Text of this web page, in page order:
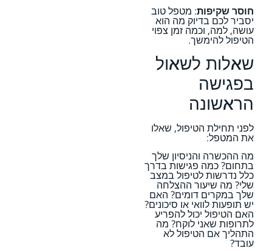
חוסר שקיפות: מטפל טוב
יסביר לכם בדיוק מה הוא
עושה, למה, וכמה זמן צפוי
הטיפול להימשך.
שאלות לשאול
בפגישה
הראשונה
לפני תחילת הטיפול, שאלו
את המטפל:
מה ההכשרה והניסיון שלך
בתחום? כמה פגישות בדרך
כלל נדרשות לטיפול במצב
שלי? מה שיעור ההצלחה
שלך במקרים דומים? האם
יש תופעות לוואי או סיכונים?
האם הטיפול יכול להפריע
לתרופות שאני לוקח? מה
התהליך אם הטיפול לא
עובד?